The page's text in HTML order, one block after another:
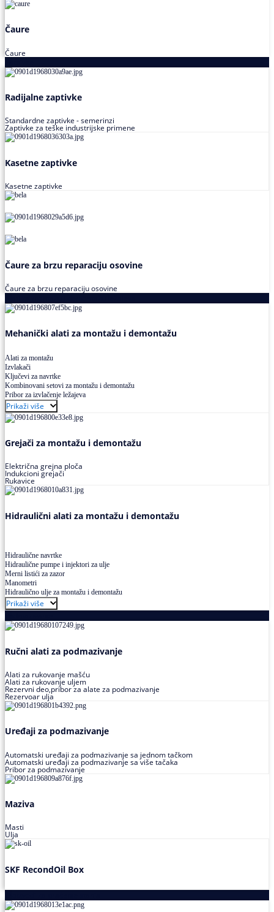
Čaure
Čaure
Radijalne zaptivke
Standardne zaptivke - semerinzi
Zaptivke za teške industrijske primene
Kasetne zaptivke
Kasetne zaptivke
Čaure za brzu reparaciju osovine
Čaure za brzu reparaciju osovine
Mehanički alati za montažu i demontažu
Alati za montažu
Izvlakači
Ključevi za navrtke
Kombinovani setovi za montažu i demontažu
Pribor za izvlačenje ležajeva
Prikaži više
Grejači za montažu i demontažu
Električna grejna ploča
Indukcioni grejači
Rukavice
Hidraulični alati za montažu i demontažu
Hidraulične navrtke
Hidraulične pumpe i injektori za ulje
Merni listići za zazor
Manometri
Hidraulično ulje za montažu i demontažu
Prikaži više
Ručni alati za podmazivanje
Alati za rukovanje mašću
Alati za rukovanje uljem
Rezervni deo,pribor za alate za podmazivanje
Rezervoar ulja
Uređaji za podmazivanje
Automatski uređaji za podmazivanje sa jednom tačkom
Automatski uređaji za podmazivanje sa više tačaka
Pribor za podmazivanje
Maziva
Masti
Ulja
SKF RecondOil Box